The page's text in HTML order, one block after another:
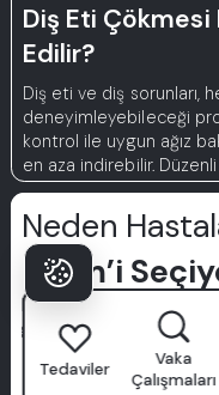
Diş Eti Çökmesi
Edilir?
Diş eti ve diş sorunları,
deneyimleyebileceği
kontrol ile uygun ağız
en aza indirebilir.
hijyeni ve sürekli diş
altında tutmaya yardımcı
Neden
Milim’i
Milim Diş Hastanesi
gülüşlerin başladığı
uzmanlardan oluşan
odaklı yaklaşımımızla,
Tedaviler
Vaka
Çalışmaları